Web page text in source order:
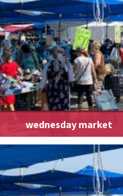
wednesday market